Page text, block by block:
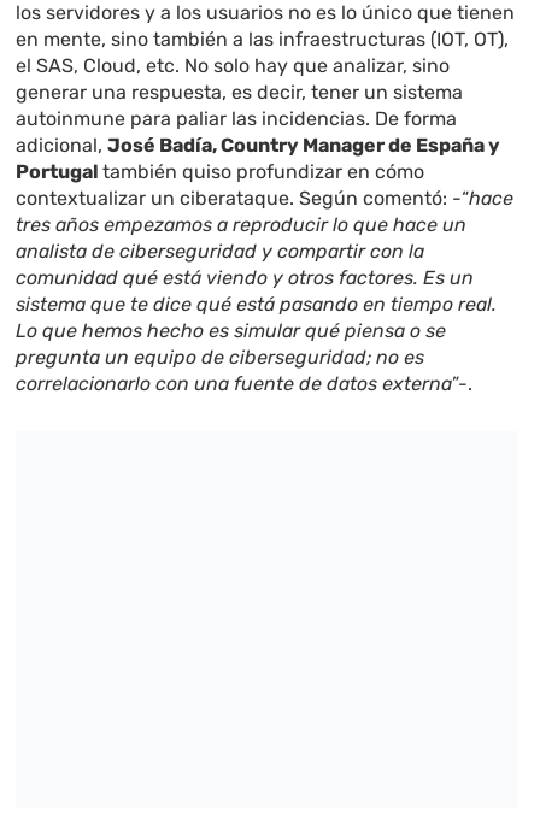
los servidores y a los usuarios no es lo único que tienen
en mente, sino también a las infraestructuras (IOT, OT),
el SAS, Cloud, etc. No solo hay que analizar, sino
generar una respuesta, es decir, tener un sistema
autoinmune para paliar las incidencias. De forma
adicional,José Badía, Country Manager de España y
Portugaltambién quiso profundizar en cómo
contextualizar un ciberataque. Según comentó: -“hace
tres años empezamos a reproducir lo que hace un
analista de ciberseguridad y compartir con la
comunidad qué está viendo y otros factores. Es un
sistema que te dice qué está pasando en tiempo real.
Lo que hemos hecho es simular qué piensa o se
pregunta un equipo de ciberseguridad; no es
correlacionarlo con una fuente de datos externa”-.